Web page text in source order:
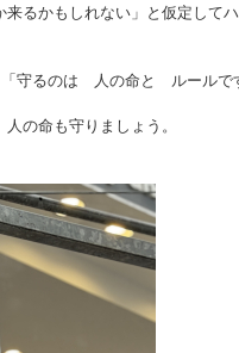
来るかもしれない」と仮定して
守るのは 人の命と ルールで
の命も守りましょう。